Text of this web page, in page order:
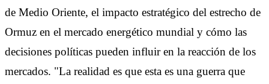
de Medio Oriente, el impacto estratégico del estrecho de
Ormuz en el mercado energético mundial y cómo las
decisiones políticas pueden influir en la reacción de los
mercados. "La realidad es que esta es una guerra que